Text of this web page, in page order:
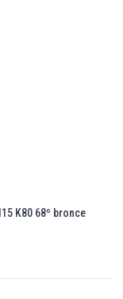
K80 68º bronce